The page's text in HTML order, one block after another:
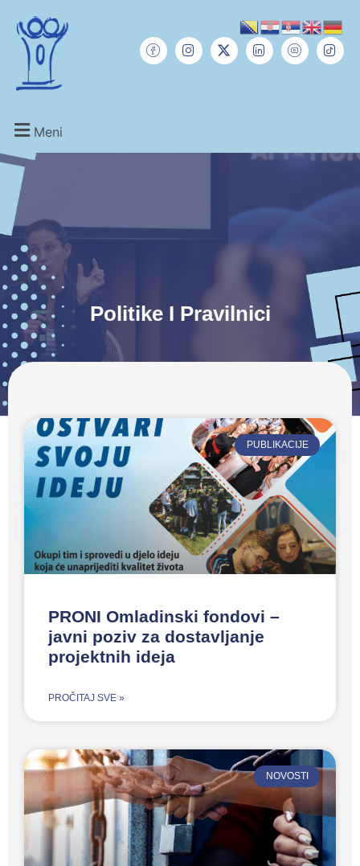
Meni
Politike I Pravilnici
PUBLIKACIJE
PRONI Omladinski fondovi –
javni poziv za dostavljanje
projektnih ideja
PROČITAJ SVE »
NOVOSTI